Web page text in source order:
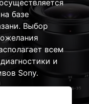
базе
Выбор
всем
и
Sony.